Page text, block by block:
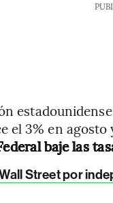
el 3% en
baje las
Street por